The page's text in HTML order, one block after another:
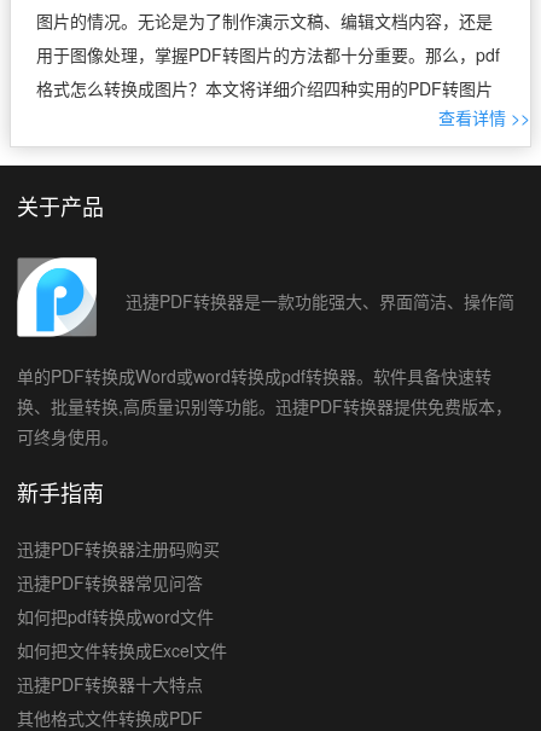
图片的情况。无论是为了制作演示文稿、编辑文档内容，还是
用于图像处理，掌握PDF转图片的方法都十分重要。那么，pdf
格式怎么转换成图片？本文将详细介绍四种实用的PDF转图片
方法，帮助你轻松应对各种需求。 方法一：使用迅捷PDF转换
查看详情 >>
关于产品
迅捷PDF转换器是一款功能强大、界面简洁、操作简
单的PDF转换成Word或word转换成pdf转换器。软件具备快速转
换、批量转换,高质量识别等功能。迅捷PDF转换器提供免费版本，
可终身使用。
新手指南
迅捷PDF转换器注册码购买
迅捷PDF转换器常见问答
如何把pdf转换成word文件
如何把文件转换成Excel文件
迅捷PDF转换器十大特点
其他格式文件转换成PDF